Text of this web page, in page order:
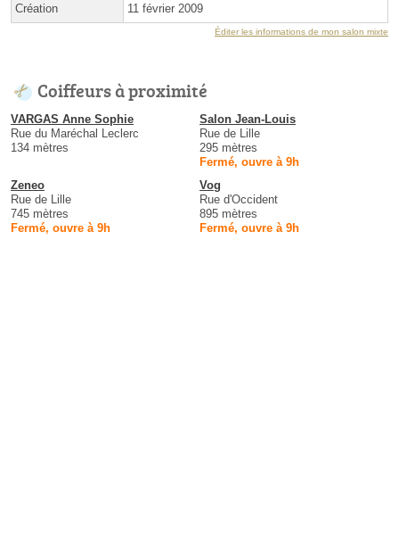
Création 11 février 2009
Éditer les informations de mon salon mixte
Coiffeurs à proximité
VARGAS Anne Sophie
Rue du Maréchal Leclerc
134 mètres
Salon Jean-Louis
Rue de Lille
295 mètres
Fermé, ouvre à 9h
Zeneo
Rue de Lille
745 mètres
Fermé, ouvre à 9h
Vog
Rue d'Occident
895 mètres
Fermé, ouvre à 9h